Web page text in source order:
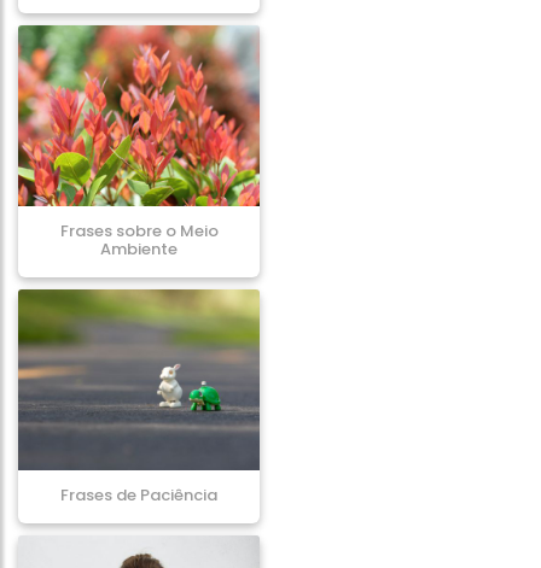
Frases sobre o Meio
Ambiente
Frases de Paciência